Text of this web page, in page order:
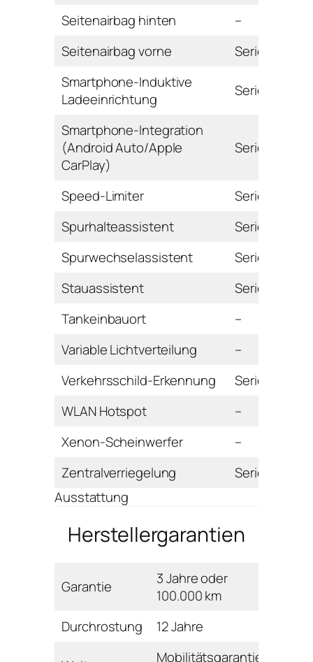
Seitenairbag hinten
–
Seitenairbag vorne
Serie
Smartphone-Induktive
Ladeeinrichtung
Serie
Smartphone-Integration
(Android Auto/Apple
CarPlay)
Serie
Speed-Limiter
Serie
Spurhalteassistent
Serie
Spurwechselassistent
Serie
Stauassistent
Serie
Tankeinbauort
–
Variable Lichtverteilung
–
Verkehrsschild-Erkennung
Serie
WLAN Hotspot
–
Xenon-Scheinwerfer
–
Zentralverriegelung
Serie
Ausstattung
Herstellergarantien
Garantie
3 Jahre oder
100.000 km
Durchrostung
12 Jahre
Mobilitätsgarantie: